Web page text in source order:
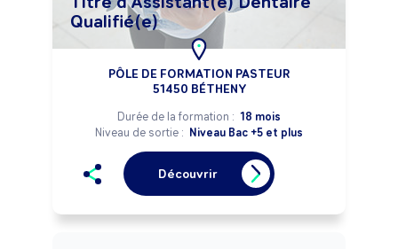
Qualifié(e)
PÔLE DE FORMATION PASTEUR
51450 BÉTHENY
Durée de la formation : 18 mois
Niveau de sortie : Niveau Bac +5 et plus
Découvrir